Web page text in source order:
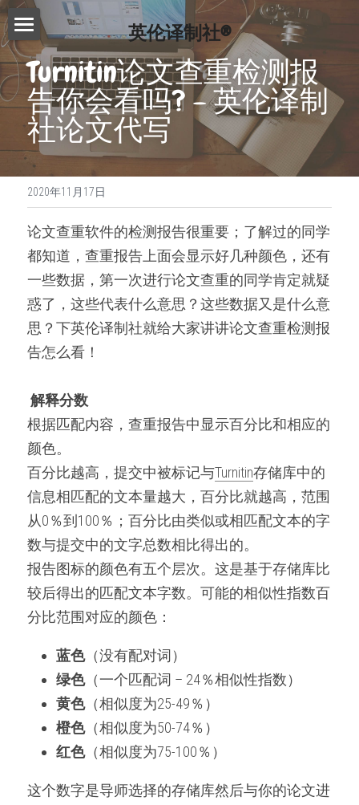
英伦译制社®
首页
服务介绍
Essay代写
Proofreading
论文修改服务
演讲文稿代写
留学申请资料
工作简历制作
出版与商业写作
费用查询
写作技巧
免费模板
常见问题
精英招募
联系我们
搜索
Turnitin论文查重检测报
告你会看吗? – 英伦译制
社论文代写
2020年11月17日
论文查重软件的检测报告很重要；了解过的同学
都知道，查重报告上面会显示好几种颜色，还有
一些数据，第一次进行论文查重的同学肯定就疑
惑了，这些代表什么意思？这些数据又是什么意
思？下英伦译制社就给大家讲讲论文查重检测报
告怎么看！
解释分数
根据匹配内容，查重报告中显示百分比和相应的
颜色。
百分比越高，提交中被标记与Turnitin存储库中的
信息相匹配的文本量越大，百分比就越高，范围
从0％到100％；百分比由类似或相匹配文本的字
数与提交中的文字总数相比得出的。
报告图标的颜色有五个层次。这是基于存储库比
较后得出的匹配文本字数。可能的相似性指数百
分比范围对应的颜色：
蓝色（没有配对词）
绿色（一个匹配词 – 24％相似性指数）
黄色（相似度为25-49％）
橙色（相似度为50-74％）
红色（相似度为75-100％）
这个数字是导师选择的存储库然后与你的论文进